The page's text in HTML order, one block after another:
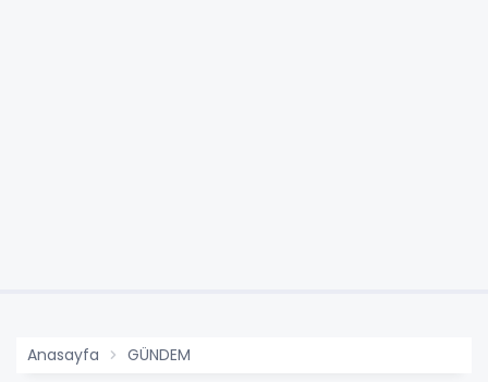
Anasayfa GÜNDEM